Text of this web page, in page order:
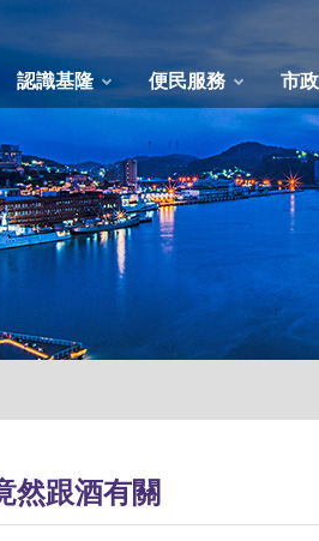
認識基隆 便民服務 市
然跟酒有關